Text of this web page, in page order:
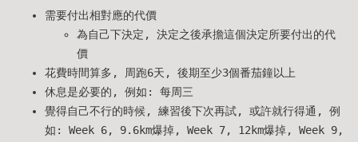
需要付出相對應的代價
為自己下決定, 決定之後承擔這個決定所要付出的代
價
花費時間算多, 周跑6天, 後期至少3個番茄鐘以上
休息是必要的, 例如: 每周三
覺得自己不行的時候, 練習後下次再試, 或許就行得通, 例
如: Week 6, 9.6km爆掉, Week 7, 12km爆掉, Week 9,